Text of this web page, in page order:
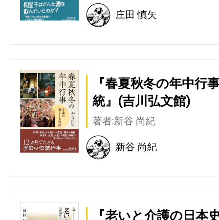
庄田 慎矢
『春夏秋冬の年中行
統』(吉川弘文館)
著者:新谷 尚紀
新谷 尚紀
『老いと介護の日本